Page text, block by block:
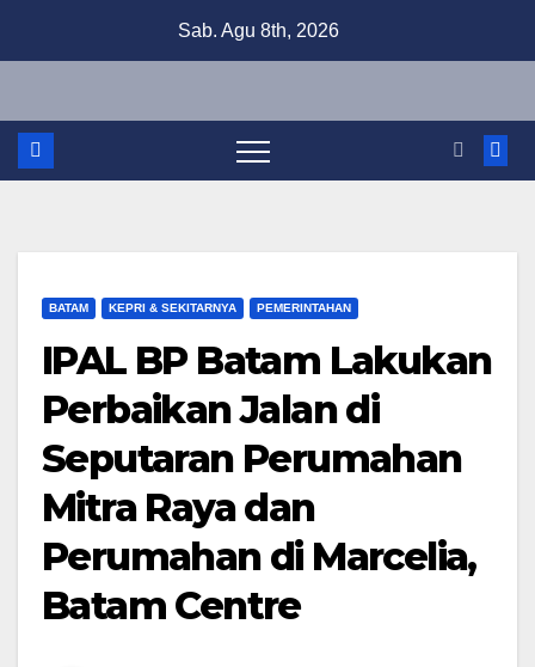
Sab. Agu 8th, 2026
BATAM KEPRI & SEKITARNYA PEMERINTAHAN
IPAL BP Batam Lakukan
Perbaikan Jalan di
Seputaran Perumahan
Mitra Raya dan
Perumahan di Marcelia,
Batam Centre